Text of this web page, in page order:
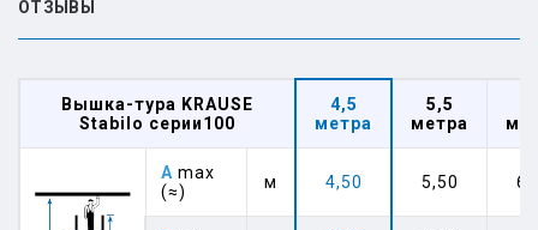
ОТЗЫВЫ
Вышка-тура KRAUSE
Stabilo серии100
4,5
метра
5,5
метра
A max
(≈)
м 4,50 5,50